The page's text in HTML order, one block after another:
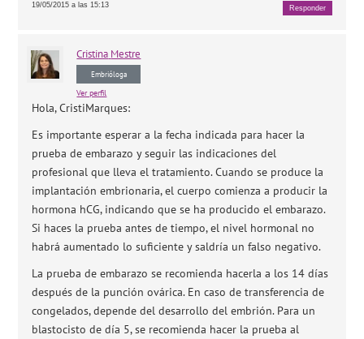
19/05/2015 a las 15:13 Responder
Cristina Mestre
Embrióloga
Ver perfil
Hola, CristiMarques:
Es importante esperar a la fecha indicada para hacer la
prueba de embarazo y seguir las indicaciones del
profesional que lleva el tratamiento. Cuando se produce la
implantación embrionaria, el cuerpo comienza a producir la
hormona hCG, indicando que se ha producido el embarazo.
Si haces la prueba antes de tiempo, el nivel hormonal no
habrá aumentado lo suficiente y saldría un falso negativo.
La prueba de embarazo se recomienda hacerla a los 14 días
después de la punción ovárica. En caso de transferencia de
congelados, depende del desarrollo del embrión. Para un
blastocisto de día 5, se recomienda hacer la prueba al